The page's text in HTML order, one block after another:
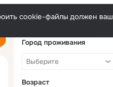
cookie-файлы должен ваш
Город проживания
Возраст